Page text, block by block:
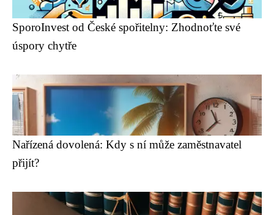
SporoInvest od České spořitelny: Zhodnoťte své
úspory chytře
Nařízená dovolená: Kdy s ní může zaměstnavatel
přijít?